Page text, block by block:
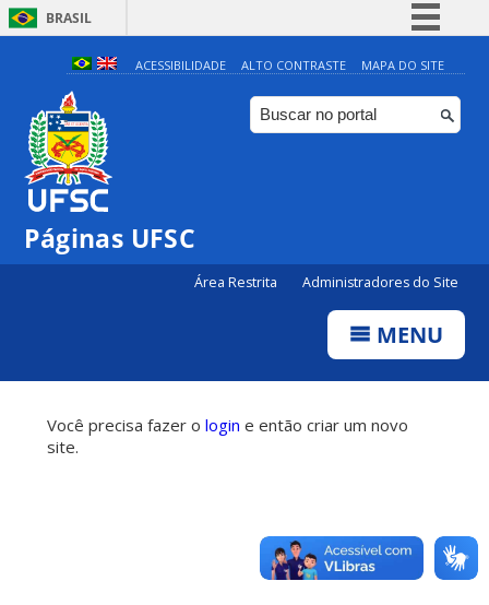
BRASIL
Simplifique!
Comunica BR
Participe
ACESSIBILIDADE ALTO CONTRASTE MAPA DO SITE
Páginas UFSC
Área Restrita Administradores do Site
MENU
Você precisa fazer o login e então criar um novo
site.